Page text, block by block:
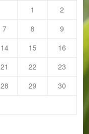
1
2
7 8
9
14 15
16
21 22
23
28 29
30